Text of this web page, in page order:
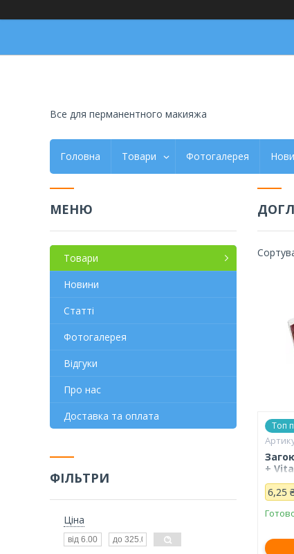
Все для перманентного макияжа
Головна Товари Фотогалерея
Топ
+
6,25
Товари
Новини
Статті
Фотогалерея
Відгуки
Про нас
Доставка та оплата
ФІЛЬТРИ
Ціна